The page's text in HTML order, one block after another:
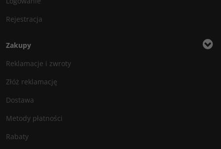
Rejestracja
Zakupy
Reklamacje i zwroty
Złóż reklamację
Dostawa
Metody płatności
Rabaty